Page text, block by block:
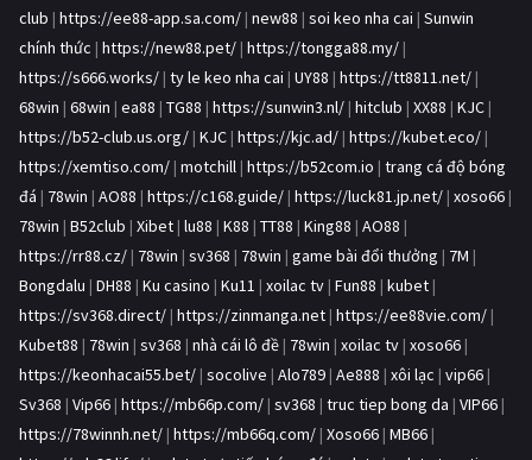
club | https://ee88-app.sa.com/ | new88 | soi keo nha cai | Sunwin
chính thức | https://new88.pet/ | https://tongga88.my/ |
https://s666.works/ | ty le keo nha cai | UY88 | https://tt8811.net/ |
68win | 68win | ea88 | TG88 | https://sunwin3.nl/ | hitclub | XX88 | KJC |
https://b52-club.us.org/ | KJC | https://kjc.ad/ | https://kubet.eco/ |
https://xemtiso.com/ | motchill | https://b52com.io | trang cá độ bóng
đá | 78win | AO88 | https://c168.guide/ | https://luck81.jp.net/ | xoso66 |
78win | B52club | Xibet | lu88 | K88 | TT88 | King88 | AO88 |
https://rr88.cz/ | 78win | sv368 | 78win | game bài đổi thưởng | 7M |
Bongdalu | DH88 | Ku casino | Ku11 | xoilac tv | Fun88 | kubet |
https://sv368.direct/ | https://zinmanga.net | https://ee88vie.com/ |
Kubet88 | 78win | sv368 | nhà cái lô đề | 78win | xoilac tv | xoso66 |
https://keonhacai55.bet/ | socolive | Alo789 | Ae888 | xôi lạc | vip66 |
Sv368 | Vip66 | https://mb66p.com/ | sv368 | truc tiep bong da | VIP66 |
https://78winnh.net/ | https://mb66q.com/ | Xoso66 | MB66 |